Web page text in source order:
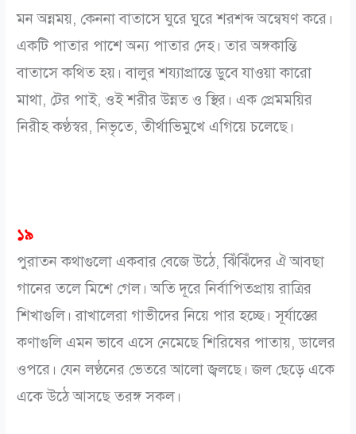
মন অন্নময়, কেননা বাতাসে ঘুরে ঘুরে শরশব্দ অন্বেষণ করে।
একটি পাতার পাশে অন্য পাতার দেহ। তার অঙ্গকান্তি
বাতাসে কথিত হয়। বালুর শয্যাপ্রান্তে ডুবে যাওয়া কারো
মাথা, টের পাই, ওই শরীর উন্নত ও স্থির। এক প্রেমময়ির
নিরীহ কণ্ঠস্বর, নিভৃতে, তীর্থাভিমুখে এগিয়ে চলেছে।
১৯
পুরাতন কথাগুলো একবার বেজে উঠে, ঝিঁঝিঁদের ঐ আবছা
গানের তলে মিশে গেল। অতি দূরে নির্বাপিতপ্রায় রাত্রির
শিখাগুলি। রাখালেরা গাভীদের নিয়ে পার হচ্ছে। সূর্যাস্তের
কণাগুলি এমন ভাবে এসে নেমেছে শিরিষের পাতায়, ডালের
ওপরে। যেন লণ্ঠনের ভেতরে আলো জ্বলছে। জল ছেড়ে একে
একে উঠে আসছে তরঙ্গ সকল।